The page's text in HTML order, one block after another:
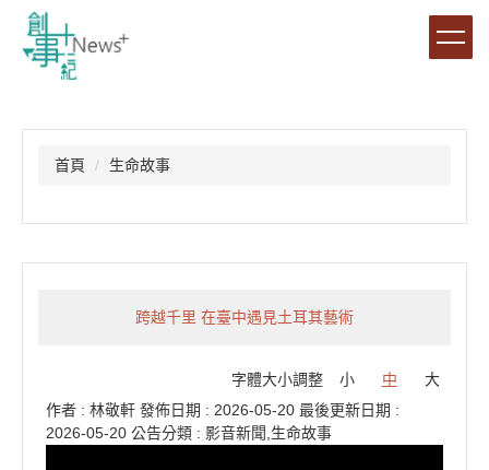
容
首頁 生命故事
跨越千里 在臺中遇見土耳其藝術
字體大小調整 小 中
大
作者 : 林敬軒 發佈日期 : 2026-05-20 最後更新日期 :
2026-05-20 公告分類 : 影音新聞,生命故事